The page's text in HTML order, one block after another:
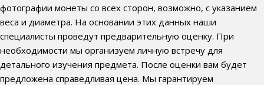
фотографии монеты со всех сторон, возможно, с указанием
веса и диаметра. На основании этих данных наши
специалисты проведут предварительную оценку. При
необходимости мы организуем личную встречу для
детального изучения предмета. После оценки вам будет
предложена справедливая цена. Мы гарантируем